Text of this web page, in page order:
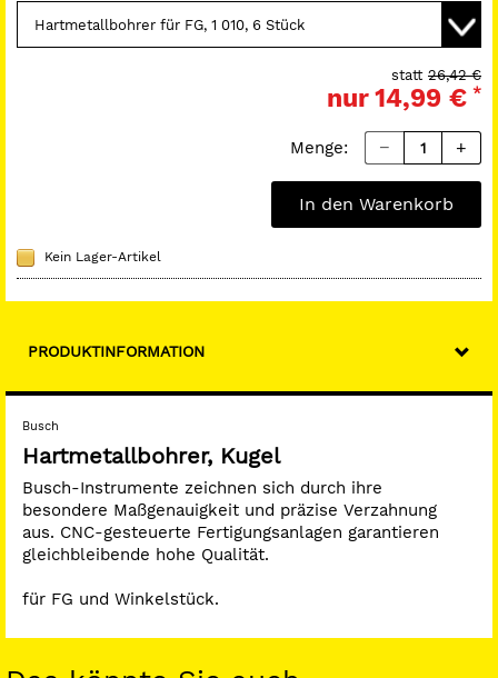
für FG und Winkelstück.
26,42 €
statt
nur14,99 € *
Menge:
In den Warenkorb
Kein Lager-Artikel
PRODUKTINFORMATION
Busch
Hartmetallbohrer, Kugel
Busch-Instrumente zeichnen sich durch ihre
besondere Maßgenauigkeit und präzise Verzahnung
aus. CNC-gesteuerte Fertigungsanlagen garantieren
gleichbleibende hohe Qualität.
für FG und Winkelstück.